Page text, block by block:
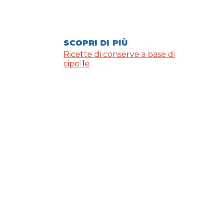
SCOPRI DI PIÙ
Ricette di conserve a base di
cipolle